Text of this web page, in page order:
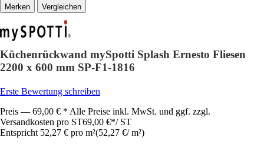
Vergleichen
Küchenrückwand mySpotti Splash Ernesto Fliesen
2200 x 600 mm SP-F1-1816
Erste Bewertung schreiben
Preis — 69,00 € * Alle Preise inkl. MwSt. und ggf. zzgl.
Versandkosten pro ST69,00 €*/ ST
Entspricht 52,27 € pro m²(52,27 €/ m²)